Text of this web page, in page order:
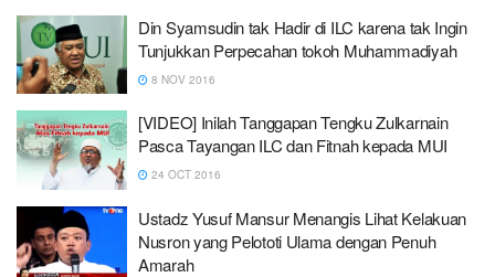
Din Syamsudin tak Hadir di ILC karena tak Ingin
Tunjukkan Perpecahan tokoh Muhammadiyah
8 NOV 2016
[VIDEO] Inilah Tanggapan Tengku Zulkarnain
Pasca Tayangan ILC dan Fitnah kepada MUI
24 OCT 2016
Ustadz Yusuf Mansur Menangis Lihat Kelakuan
Nusron yang Pelototi Ulama dengan Penuh
Amarah